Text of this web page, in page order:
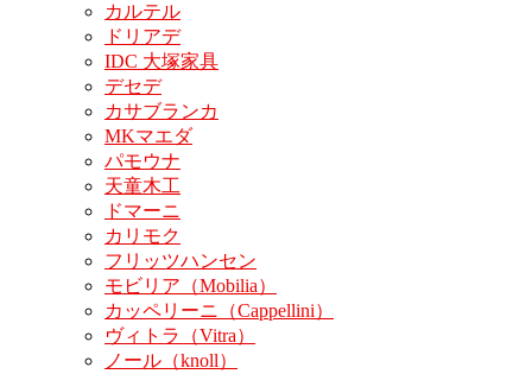
カルテル
ドリアデ
IDC 大塚家具
デセデ
カサブランカ
MKマエダ
パモウナ
天童木工
ドマーニ
カリモク
フリッツハンセン
モビリア（Mobilia）
カッペリーニ（Cappellini）
ヴィトラ（Vitra）
ノール（knoll）